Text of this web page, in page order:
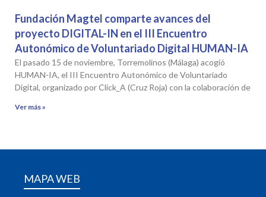
Fundación Magtel comparte avances del
proyecto DIGITAL-IN en el III Encuentro
Autonómico de Voluntariado Digital HUMAN-IA
El pasado 15 de noviembre, Torremolinos (Málaga) acogió
HUMAN-IA, el III Encuentro Autonómico de Voluntariado
Digital, organizado por Click_A (Cruz Roja) con la colaboración de
Ver más »
MAPA WEB